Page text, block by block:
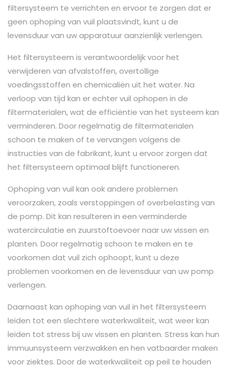
filtersysteem te verrichten en ervoor te zorgen dat er
geen ophoping van vuil plaatsvindt, kunt u de
levensduur van uw apparatuur aanzienlijk verlengen.
Het filtersysteem is verantwoordelijk voor het
verwijderen van afvalstoffen, overtollige
voedingsstoffen en chemicaliën uit het water. Na
verloop van tijd kan er echter vuil ophopen in de
filtermaterialen, wat de efficiëntie van het systeem kan
verminderen. Door regelmatig de filtermaterialen
schoon te maken of te vervangen volgens de
instructies van de fabrikant, kunt u ervoor zorgen dat
het filtersysteem optimaal blijft functioneren.
Ophoping van vuil kan ook andere problemen
veroorzaken, zoals verstoppingen of overbelasting van
de pomp. Dit kan resulteren in een verminderde
watercirculatie en zuurstoftoevoer naar uw vissen en
planten. Door regelmatig schoon te maken en te
voorkomen dat vuil zich ophoopt, kunt u deze
problemen voorkomen en de levensduur van uw pomp
verlengen.
Daarnaast kan ophoping van vuil in het filtersysteem
leiden tot een slechtere waterkwaliteit, wat weer kan
leiden tot stress bij uw vissen en planten. Stress kan hun
immuunsysteem verzwakken en hen vatbaarder maken
voor ziektes. Door de waterkwaliteit op peil te houden